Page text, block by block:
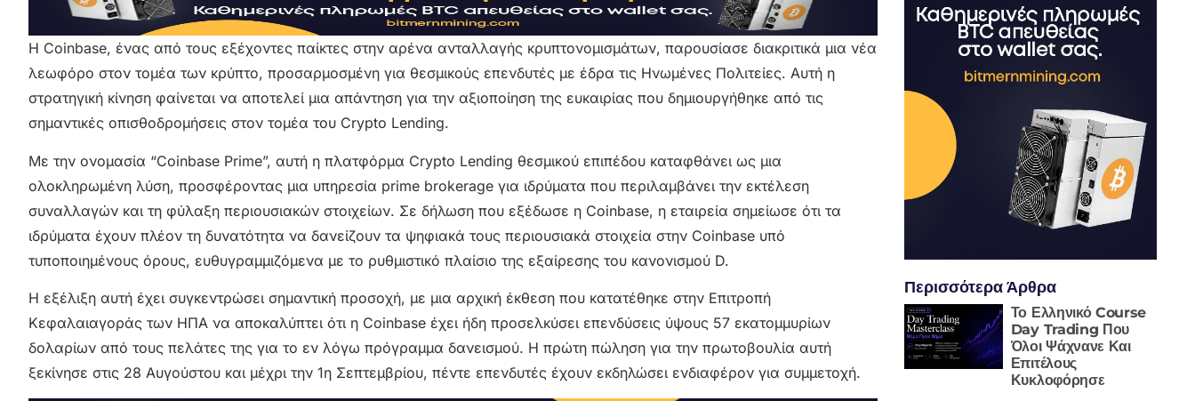
Η Coinbase, ένας από τους εξέχοντες παίκτες στην αρένα ανταλλαγής κρυπτονομισμάτων, παρουσίασε διακριτικά μια νέα
λεωφόρο στον τομέα των κρύπτο, προσαρμοσμένη για θεσμικούς επενδυτές με έδρα τις Ηνωμένες Πολιτείες. Αυτή η
στρατηγική κίνηση φαίνεται να αποτελεί μια απάντηση για την αξιοποίηση της ευκαιρίας που δημιουργήθηκε από τις
σημαντικές οπισθοδρομήσεις στον τομέα του Crypto Lending.
Με την ονομασία “Coinbase Prime”, αυτή η πλατφόρμα Crypto Lending θεσμικού επιπέδου καταφθάνει ως μια
ολοκληρωμένη λύση, προσφέροντας μια υπηρεσία prime brokerage για ιδρύματα που περιλαμβάνει την εκτέλεση
συναλλαγών και τη φύλαξη περιουσιακών στοιχείων. Σε δήλωση που εξέδωσε η Coinbase, η εταιρεία σημείωσε ότι τα
ιδρύματα έχουν πλέον τη δυνατότητα να δανείζουν τα ψηφιακά τους περιουσιακά στοιχεία στην Coinbase υπό
τυποποιημένους όρους, ευθυγραμμιζόμενα με το ρυθμιστικό πλαίσιο της εξαίρεσης του κανονισμού D.
Η εξέλιξη αυτή έχει συγκεντρώσει σημαντική προσοχή, με μια αρχική έκθεση που κατατέθηκε στην Επιτροπή
Κεφαλαιαγοράς των ΗΠΑ να αποκαλύπτει ότι η Coinbase έχει ήδη προσελκύσει επενδύσεις ύψους 57 εκατομμυρίων
δολαρίων από τους πελάτες της για το εν λόγω πρόγραμμα δανεισμού. Η πρώτη πώληση για την πρωτοβουλία αυτή
ξεκίνησε στις 28 Αυγούστου και μέχρι την 1η Σεπτεμβρίου, πέντε επενδυτές έχουν εκδηλώσει ενδιαφέρον για συμμετοχή.
Περισσότερα Άρθρα
Το Ελληνικό Course
Day Trading Που
Όλοι Ψάχνανε Και
Επιτέλους
Κυκλοφόρησε